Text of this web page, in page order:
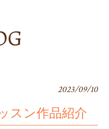
2023/09/10
スン作品紹介